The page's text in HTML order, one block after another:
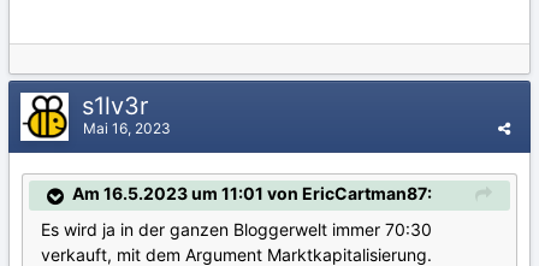
s1lv3r
Mai 16, 2023
Am 16.5.2023 um 11:01 von EricCartman87:
Es wird ja in der ganzen Bloggerwelt immer 70:30
verkauft, mit dem Argument Marktkapitalisierung.